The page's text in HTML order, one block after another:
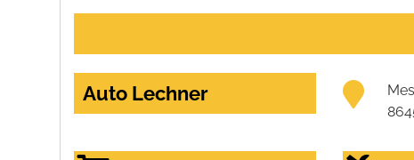
Auto Lechner